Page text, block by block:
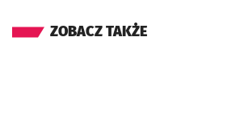
ZOBACZ TAKŻE